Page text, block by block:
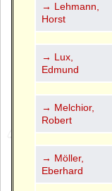
→ Lehmann,
Horst
→ Lux,
Edmund
→ Melchior,
Robert
→ Möller,
Eberhard